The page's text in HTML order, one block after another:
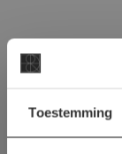
Toestemming
#1 in
Meer